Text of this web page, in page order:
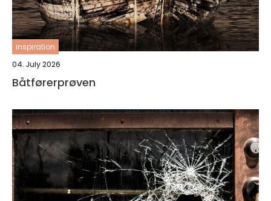
inspiration
04. July 2026
Båtførerprøven